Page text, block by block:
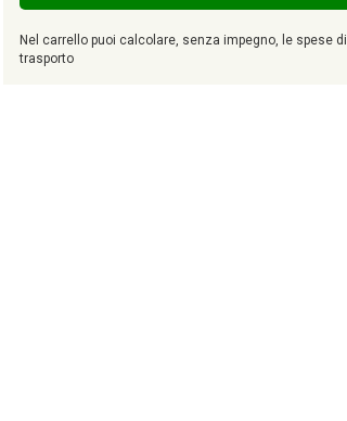
Nel carrello puoi calcolare, senza impegno, le spese di
trasporto